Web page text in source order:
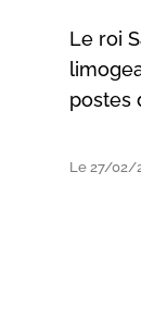
Le roi
postes
Le 27/02/